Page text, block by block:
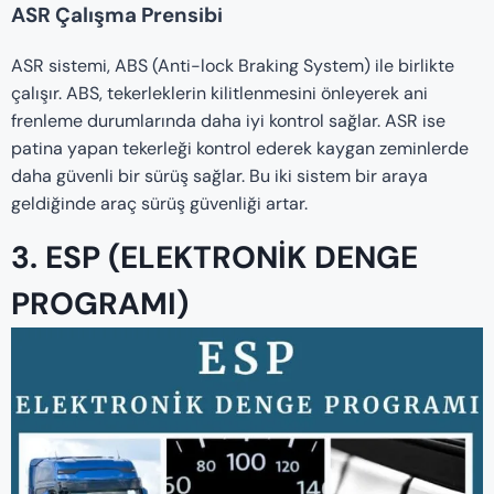
ASR Çalışma Prensibi
ASR sistemi, ABS (Anti-lock Braking System) ile birlikte
çalışır. ABS, tekerleklerin kilitlenmesini önleyerek ani
frenleme durumlarında daha iyi kontrol sağlar. ASR ise
patina yapan tekerleği kontrol ederek kaygan zeminlerde
daha güvenli bir sürüş sağlar. Bu iki sistem bir araya
geldiğinde araç sürüş güvenliği artar.
3. ESP (ELEKTRONIK DENGE
PROGRAMI)